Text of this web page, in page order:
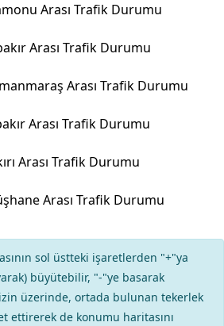
Arası Trafik Durumu
Arası Trafik Durumu
Arası Trafik Durumu
Arası Trafik Durumu
Arası Trafik Durumu
Arası Trafik Durumu
sol üstteki işaretlerden "+"ya
büyütebilir, "-"ye basarak
üzerinde, ortada bulunan tekerlek
ettirerek de konumu haritasını